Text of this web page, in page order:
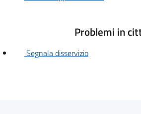
Problemi in
Segnala disservizio